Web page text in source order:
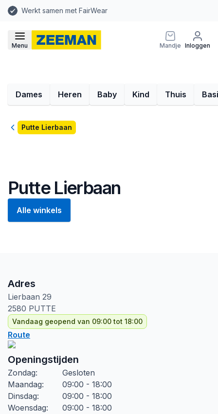
Werkt samen met FairWear
Menu Mandje Inloggen
Dames Heren Baby Kind Thuis
TerugPutte Lierbaan
Putte Lierbaan
Alle winkels
Adres
Lierbaan 29
2580 PUTTE
Vandaag geopend van 09:00 tot 18:00
Route
Openingstijden
Zondag:
Gesloten
Maandag:
09:00 - 18:00
Dinsdag:
09:00 - 18:00
Woensdag:
09:00 - 18:00